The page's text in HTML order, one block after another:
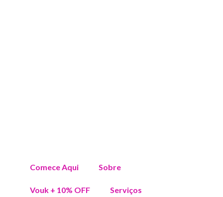
Comece Aqui Sobre
Vouk + 10% OFF Serviços